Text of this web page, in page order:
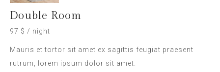
Double Room
97 $ / night
Mauris et tortor sit amet ex sagittis feugiat praesent
rutrum, lorem ipsum dolor sit amet.